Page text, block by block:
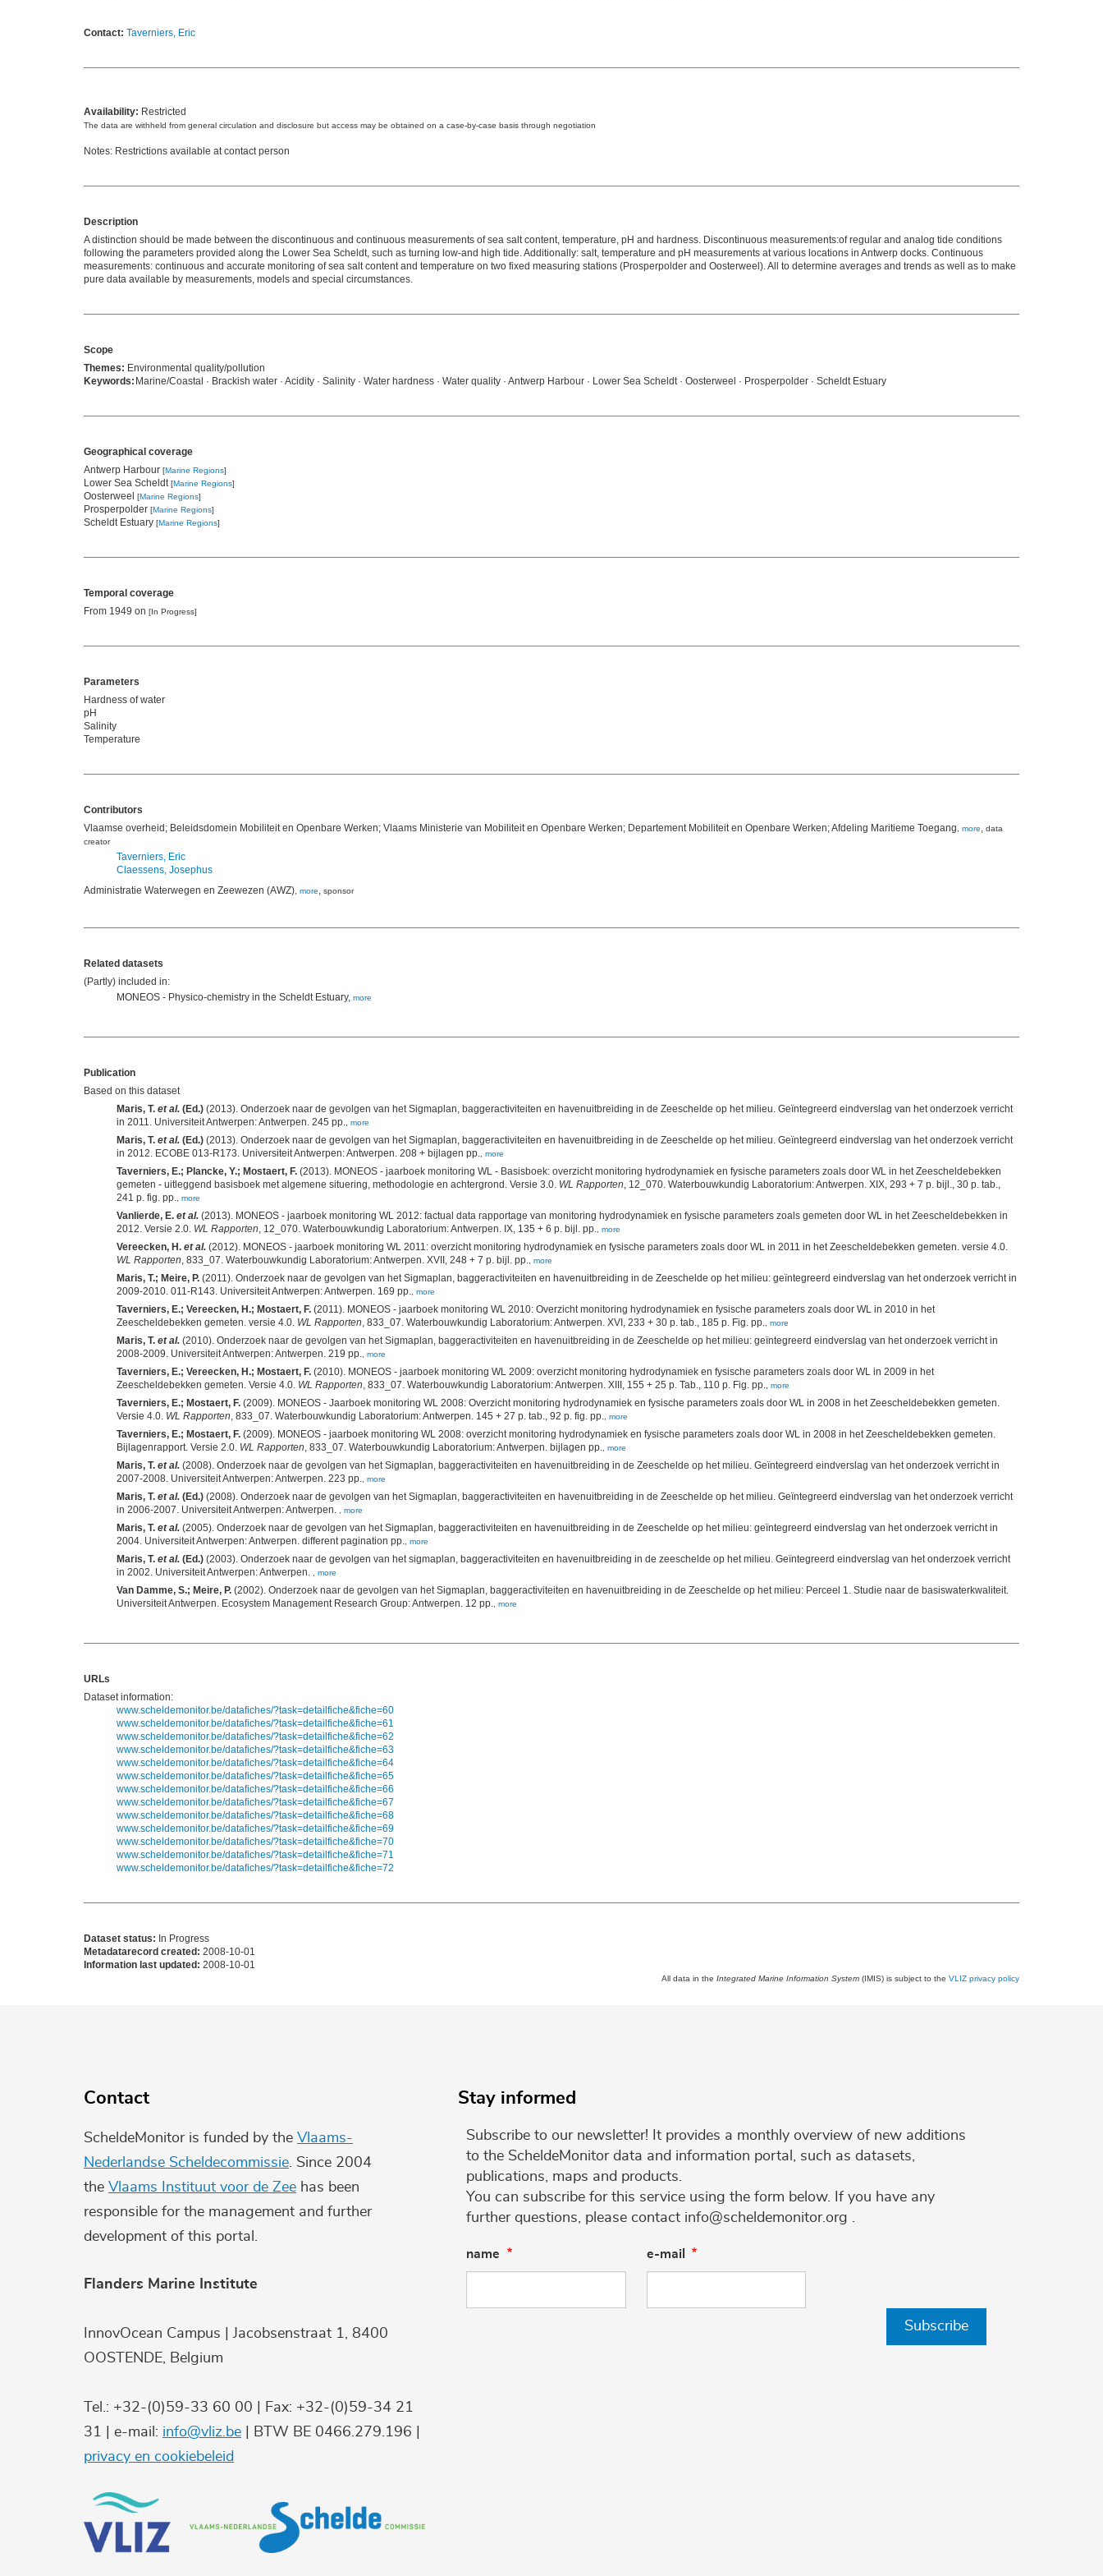
Contact: Taverniers, Eric
Availability: Restricted
The data are withheld from general circulation and disclosure but access may be obtained on a case-by-case basis through negotiation
Notes: Restrictions available at contact person
Description
A distinction should be made ​​between the discontinuous and continuous measurements of sea salt content, temperature, pH and hardness. Discontinuous measurements:of regular and analog tide conditions
following the parameters provided along the Lower Sea Scheldt, such as turning low-and high tide. Additionally: salt, temperature and pH measurements at various locations in Antwerp docks. Continuous
measurements: continuous and accurate monitoring of sea salt content and temperature on two fixed measuring stations (Prosperpolder and Oosterweel). All to determine averages and trends as well as to make
pure data available by measurements, models and special circumstances.
Scope
Themes: Environmental quality/pollution
Keywords: Marine/Coastal · Brackish water · Acidity · Salinity · Water hardness · Water quality · Antwerp Harbour · Lower Sea Scheldt · Oosterweel · Prosperpolder · Scheldt Estuary
Geographical coverage
Antwerp Harbour [Marine Regions]
Lower Sea Scheldt[Marine Regions]
Oosterweel [Marine Regions]
Prosperpolder [Marine Regions]
Scheldt Estuary [Marine Regions]
Temporal coverage
From 1949 on [In Progress]
Parameters
Hardness of water
pH
Salinity
Temperature
Contributors
Vlaamse overheid; Beleidsdomein Mobiliteit en Openbare Werken; Vlaams Ministerie van Mobiliteit en Openbare Werken; Departement Mobiliteit en Openbare Werken; Afdeling Maritieme Toegang, more, data
creator
Taverniers, Eric
Claessens, Josephus
Administratie Waterwegen en Zeewezen (AWZ), more, sponsor
Related datasets
(Partly) included in:
MONEOS - Physico-chemistry in the Scheldt Estuary, more
Publication
Based on this dataset
Maris, T. et al. (Ed.) (2013). Onderzoek naar de gevolgen van het Sigmaplan, baggeractiviteiten en havenuitbreiding in de Zeeschelde op het milieu. Geïntegreerd eindverslag van het onderzoek verricht
in 2011. Universiteit Antwerpen: Antwerpen. 245 pp., more
Maris, T. et al. (Ed.) (2013). Onderzoek naar de gevolgen van het Sigmaplan, baggeractiviteiten en havenuitbreiding in de Zeeschelde op het milieu. Geïntegreerd eindverslag van het onderzoek verricht
in 2012. ECOBE 013-R173. Universiteit Antwerpen: Antwerpen. 208 + bijlagen pp., more
Taverniers, E.; Plancke, Y.; Mostaert, F. (2013). MONEOS - jaarboek monitoring WL - Basisboek: overzicht monitoring hydrodynamiek en fysische parameters zoals door WL in het Zeescheldebekken
gemeten - uitleggend basisboek met algemene situering, methodologie en achtergrond. Versie 3.0. WL Rapporten, 12_070. Waterbouwkundig Laboratorium: Antwerpen. XIX, 293 + 7 p. bijl., 30 p. tab.,
241 p. fig. pp., more
Vanlierde, E. et al. (2013). MONEOS - jaarboek monitoring WL 2012: factual data rapportage van monitoring hydrodynamiek en fysische parameters zoals gemeten door WL in het Zeescheldebekken in
2012. Versie 2.0. WL Rapporten, 12_070. Waterbouwkundig Laboratorium: Antwerpen. IX, 135 + 6 p. bijl. pp., more
Vereecken, H. et al. (2012). MONEOS - jaarboek monitoring WL 2011: overzicht monitoring hydrodynamiek en fysische parameters zoals door WL in 2011 in het Zeescheldebekken gemeten. versie 4.0.
WL Rapporten, 833_07. Waterbouwkundig Laboratorium: Antwerpen. XVII, 248 + 7 p. bijl. pp., more
Maris, T.; Meire, P. (2011). Onderzoek naar de gevolgen van het Sigmaplan, baggeractiviteiten en havenuitbreiding in de Zeeschelde op het milieu: geïntegreerd eindverslag van het onderzoek verricht in
2009-2010. 011-R143. Universiteit Antwerpen: Antwerpen. 169 pp., more
Taverniers, E.; Vereecken, H.; Mostaert, F. (2011). MONEOS - jaarboek monitoring WL 2010: Overzicht monitoring hydrodynamiek en fysische parameters zoals door WL in 2010 in het
Zeescheldebekken gemeten. versie 4.0. WL Rapporten, 833_07. Waterbouwkundig Laboratorium: Antwerpen. XVI, 233 + 30 p. tab., 185 p. Fig. pp., more
Maris, T. et al. (2010). Onderzoek naar de gevolgen van het Sigmaplan, baggeractiviteiten en havenuitbreiding in de Zeeschelde op het milieu: geïntegreerd eindverslag van het onderzoek verricht in
2008-2009. Universiteit Antwerpen: Antwerpen. 219 pp., more
Taverniers, E.; Vereecken, H.; Mostaert, F. (2010). MONEOS - jaarboek monitoring WL 2009: overzicht monitoring hydrodynamiek en fysische parameters zoals door WL in 2009 in het
Zeescheldebekken gemeten. Versie 4.0. WL Rapporten, 833_07. Waterbouwkundig Laboratorium: Antwerpen. XIII, 155 + 25 p. Tab., 110 p. Fig. pp., more
Taverniers, E.; Mostaert, F. (2009). MONEOS - Jaarboek monitoring WL 2008: Overzicht monitoring hydrodynamiek en fysische parameters zoals door WL in 2008 in het Zeescheldebekken gemeten.
Versie 4.0. WL Rapporten, 833_07. Waterbouwkundig Laboratorium: Antwerpen. 145 + 27 p. tab., 92 p. fig. pp., more
Taverniers, E.; Mostaert, F. (2009). MONEOS - jaarboek monitoring WL 2008: overzicht monitoring hydrodynamiek en fysische parameters zoals door WL in 2008 in het Zeescheldebekken gemeten.
Bijlagenrapport. Versie 2.0. WL Rapporten, 833_07. Waterbouwkundig Laboratorium: Antwerpen. bijlagen pp., more
Maris, T. et al. (2008). Onderzoek naar de gevolgen van het Sigmaplan, baggeractiviteiten en havenuitbreiding in de Zeeschelde op het milieu. Geïntegreerd eindverslag van het onderzoek verricht in
2007-2008. Universiteit Antwerpen: Antwerpen. 223 pp., more
Maris, T. et al. (Ed.) (2008). Onderzoek naar de gevolgen van het Sigmaplan, baggeractiviteiten en havenuitbreiding in de Zeeschelde op het milieu. Geïntegreerd eindverslag van het onderzoek verricht
in 2006-2007. Universiteit Antwerpen: Antwerpen. , more
Maris, T. et al. (2005). Onderzoek naar de gevolgen van het Sigmaplan, baggeractiviteiten en havenuitbreiding in de Zeeschelde op het milieu: geïntegreerd eindverslag van het onderzoek verricht in
2004. Universiteit Antwerpen: Antwerpen. different pagination pp., more
Maris, T. et al. (Ed.) (2003). Onderzoek naar de gevolgen van het sigmaplan, baggeractiviteiten en havenuitbreiding in de zeeschelde op het milieu. Geïntegreerd eindverslag van het onderzoek verricht
in 2002. Universiteit Antwerpen: Antwerpen. , more
Van Damme, S.; Meire, P. (2002). Onderzoek naar de gevolgen van het Sigmaplan, baggeractiviteiten en havenuitbreiding in de Zeeschelde op het milieu: Perceel 1. Studie naar de basiswaterkwaliteit.
Universiteit Antwerpen. Ecosystem Management Research Group: Antwerpen. 12 pp., more
URLs
Dataset information:
www.scheldemonitor.be/datafiches/?task=detailfiche&fiche=60
www.scheldemonitor.be/datafiches/?task=detailfiche&fiche=61
www.scheldemonitor.be/datafiches/?task=detailfiche&fiche=62
www.scheldemonitor.be/datafiches/?task=detailfiche&fiche=63
www.scheldemonitor.be/datafiches/?task=detailfiche&fiche=64
www.scheldemonitor.be/datafiches/?task=detailfiche&fiche=65
www.scheldemonitor.be/datafiches/?task=detailfiche&fiche=66
www.scheldemonitor.be/datafiches/?task=detailfiche&fiche=67
www.scheldemonitor.be/datafiches/?task=detailfiche&fiche=68
www.scheldemonitor.be/datafiches/?task=detailfiche&fiche=69
www.scheldemonitor.be/datafiches/?task=detailfiche&fiche=70
www.scheldemonitor.be/datafiches/?task=detailfiche&fiche=71
www.scheldemonitor.be/datafiches/?task=detailfiche&fiche=72
Dataset status: In Progress
Metadatarecord created: 2008-10-01
Information last updated: 2008-10-01
All data in the Integrated Marine Information System (IMIS) is subject to the VLIZ privacy policy
Contact
ScheldeMonitor is funded by the Vlaams-
Nederlandse Scheldecommissie . Since 2004
the Vlaams Instituut voor de Zee has been
responsible for the management and further
development of this portal.
Flanders Marine Institute
InnovOcean Campus | Jacobsenstraat 1, 8400
OOSTENDE, Belgium
Tel.: +32-(0)59-33 60 00 | Fax: +32-(0)59-34 21
31 | e-mail: info@vliz.be | BTW BE 0466.279.196 |
privacy en cookiebeleid
Stay informed
Subscribe to our newsletter! It provides a monthly overview of new additions
to the ScheldeMonitor data and information portal, such as datasets,
publications, maps and products.
You can subscribe for this service using the form below. If you have any
further questions, please contact info@scheldemonitor.org .
name e-mail
Subscribe